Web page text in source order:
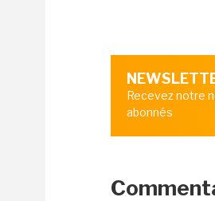
Recevez notre
abonnés